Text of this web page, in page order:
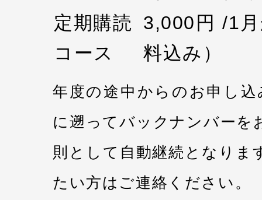
定期購読
コース
3,000円 /1
料込み）
年度の途中からのお申し
に遡ってバックナンバーを
則として自動継続となりま
たい方はご連絡ください。